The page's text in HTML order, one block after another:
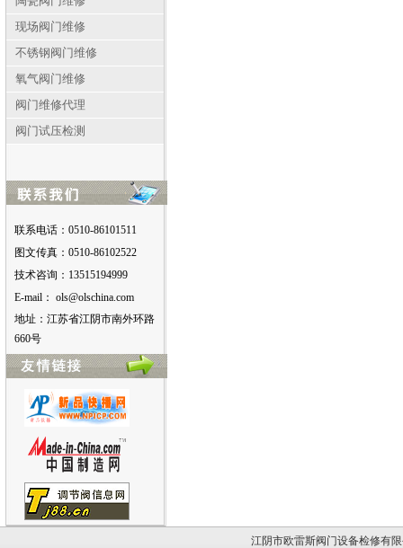
现场阀门维修
不锈钢阀门维修
氧气阀门维修
阀门维修代理
阀门试压检测
联系电话：0510-86101511
图文传真：0510-86102522
技术咨询：13515194999
E-mail： moc.anihcslo@slo
地址：江苏省江阴市南外环路
660号
江阴市欧雷斯阀门设备检修有限